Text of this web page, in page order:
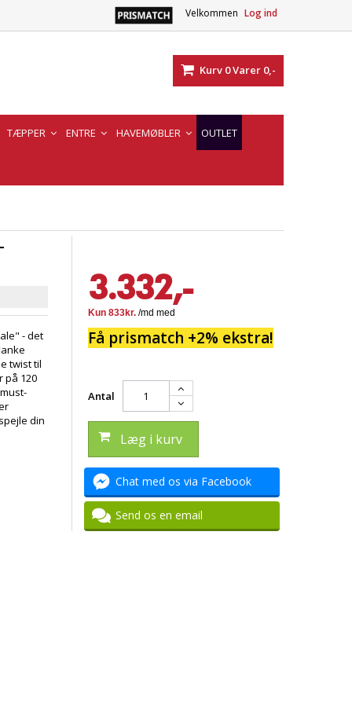
Velkommen Log ind
Kurv 0Varer 0,-
TÆPPER ENTRE HAVEMØBLER OUTLET
- det
twist til
på 120
din
3.332,-
Få prismatch +2% ekstra!
Antal
Læg i kurv
Chat med os via Facebook
Send os en email